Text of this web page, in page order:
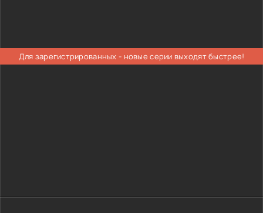
Для зарегистрированных - новые серии выходят быстрее!